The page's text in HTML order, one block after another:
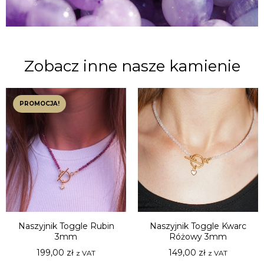
Zobacz inne nasze kamienie
PROMOCJA!
Naszyjnik Toggle Rubin
3mm
199,00 zł z VAT
Naszyjnik Toggle Kwarc
Różowy 3mm
149,00 zł z VAT